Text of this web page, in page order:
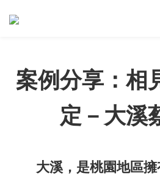
案例分享：相
定－大溪
大溪，是桃園地區